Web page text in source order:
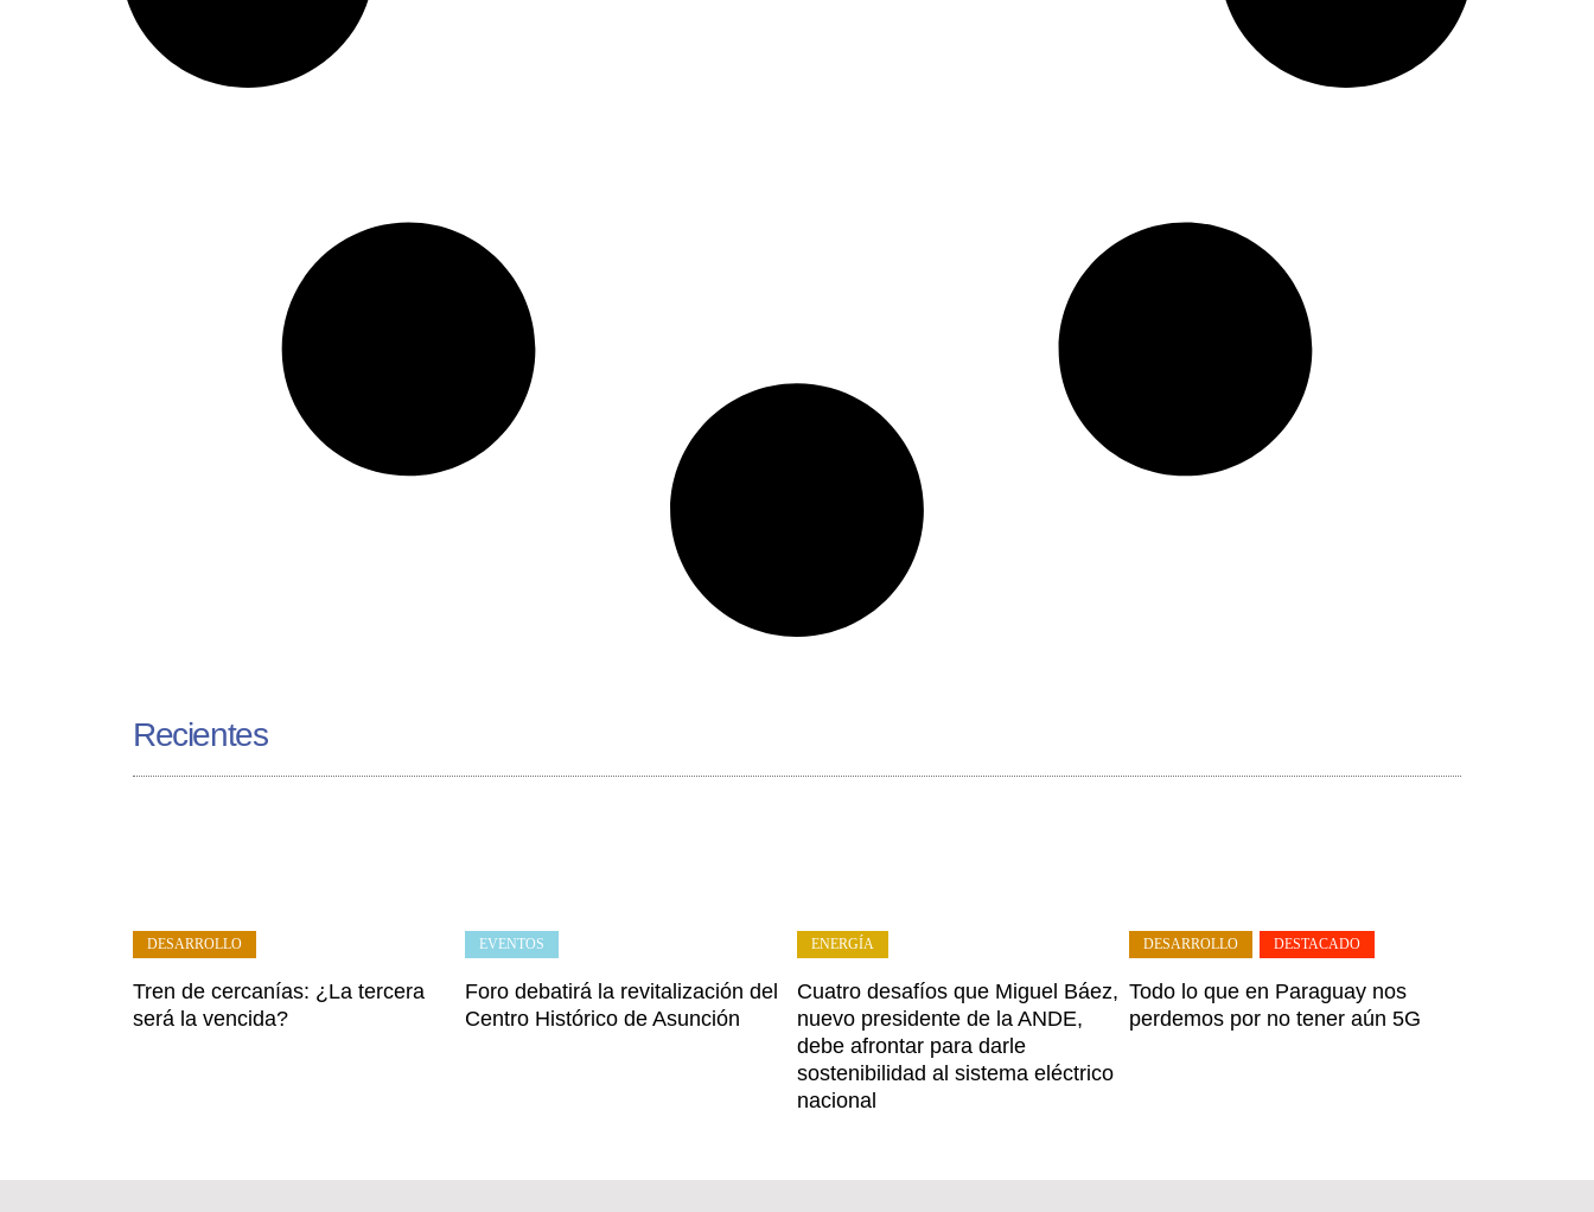
Recientes
Tren de cercanías: ¿La tercera
será la vencida?
DESARROLLO
Foro debatirá la revitalización del
Centro Histórico de Asunción
EVENTOS
Cuatro desafíos que Miguel Báez,
nuevo presidente de la ANDE,
debe afrontar para darle
sostenibilidad al sistema eléctrico
nacional
ENERGÍA
Todo lo que en Paraguay nos
perdemos por no tener aún 5G
DESARROLLO DESTACADO